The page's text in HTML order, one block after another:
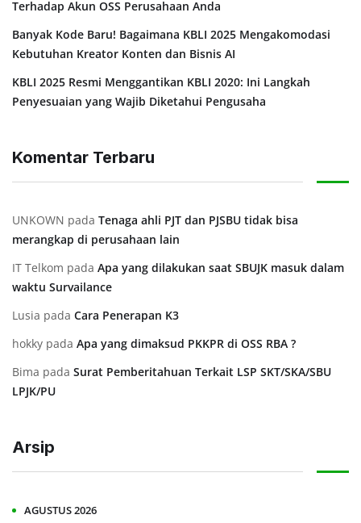
Terhadap Akun OSS Perusahaan Anda
Banyak Kode Baru! Bagaimana KBLI 2025 Mengakomodasi
Kebutuhan Kreator Konten dan Bisnis AI
KBLI 2025 Resmi Menggantikan KBLI 2020: Ini Langkah
Penyesuaian yang Wajib Diketahui Pengusaha
Komentar Terbaru
UNKOWN pada ⁠Tenaga ahli PJT dan PJSBU tidak bisa
merangkap di perusahaan lain
IT Telkom pada Apa yang dilakukan saat SBUJK masuk dalam
waktu Survailance
Lusia pada ⁠Cara Penerapan K3
hokky pada Apa yang dimaksud PKKPR di OSS RBA ?
Bima pada Surat Pemberitahuan Terkait LSP SKT/SKA/SBU
LPJK/PU
Arsip
AGUSTUS 2026